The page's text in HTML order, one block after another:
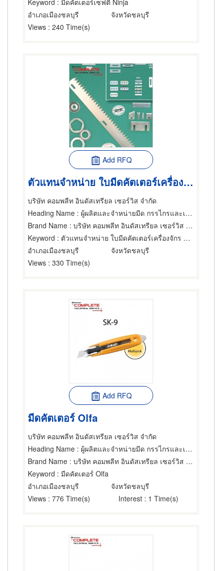
Keyword : มีดคัตเตอร์เซฟตี้ Ninja
อำเภอเมืองชลบุรี
จังหวัดชลบุรี
Views : 240 Time(s)
Add RFQ
ตัวแทนจำหน่าย ใบมีดคัตเตอร์เครื่องจักร ชลบุรี
บริษัท คอมพลีท อินดัสเทรียล เซอร์วิส จำกัด
Heading Name : ผู้ผลิตและจำหน่ายมีด กรรไกรและเครื่องตัด
Brand Name : บริษัท คอมพลีท อินดัสเทรียล เซอร์วิส จำกัด
Keyword : ตัวแทนจำหน่าย ใบมีดคัตเตอร์เครื่องจักร ชลบุรี
อำเภอเมืองชลบุรี
จังหวัดชลบุรี
Views : 330 Time(s)
Add RFQ
มีดคัตเตอร์ Olfa
บริษัท คอมพลีท อินดัสเทรียล เซอร์วิส จำกัด
Heading Name : ผู้ผลิตและจำหน่ายมีด กรรไกรและเครื่องตัด
Brand Name : บริษัท คอมพลีท อินดัสเทรียล เซอร์วิส จำกัด
Keyword : มีดคัตเตอร์ Olfa
อำเภอเมืองชลบุรี
จังหวัดชลบุรี
Views : 776 Time(s) Interest : 1 Time(s)